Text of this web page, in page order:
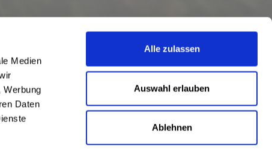
Medien
Werbung
Daten
Alle zulassen
Auswahl erlauben
Ablehnen